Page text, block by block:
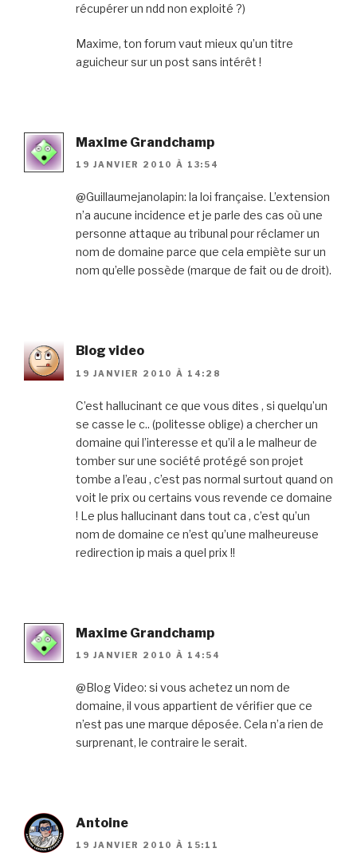
récupérer un ndd non exploité ?)
Maxime, ton forum vaut mieux qu’un titre
aguicheur sur un post sans intérêt !
Maxime Grandchamp
19 JANVIER 2010 À 13:54
@Guillaumejanolapin: la loi française. L’extension
n’a aucune incidence et je parle des cas où une
personne attaque au tribunal pour réclamer un
nom de domaine parce que cela empiète sur un
nom qu’elle possède (marque de fait ou de droit).
Blog video
19 JANVIER 2010 À 14:28
C’est hallucinant ce que vous dites , si quelqu’un
se casse le c.. (politesse oblige) a chercher un
domaine qui l’interesse et qu’il a le malheur de
tomber sur une société protégé son projet
tombe a l’eau , c’est pas normal surtout quand on
voit le prix ou certains vous revende ce domaine
! Le plus hallucinant dans tout ca , c’est qu’un
nom de domaine ce n’est qu’une malheureuse
redirection ip mais a quel prix !!
Maxime Grandchamp
19 JANVIER 2010 À 14:54
@Blog Video: si vous achetez un nom de
domaine, il vous appartient de vérifier que ce
n’est pas une marque déposée. Cela n’a rien de
surprenant, le contraire le serait.
Antoine
19 JANVIER 2010 À 15:11